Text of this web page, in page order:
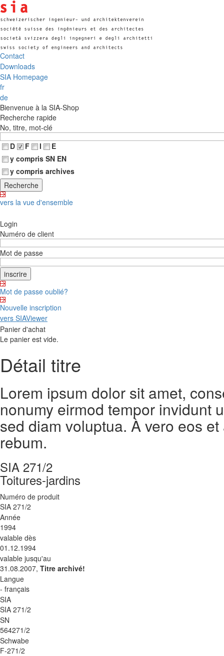
Contact
Downloads
SIA Homepage
fr
de
Bienvenue à la SIA-Shop
Recherche rapide
No, titre, mot-clé
D
F I
E
y compris SN EN
y compris archives
vers la vue d'ensemble
Login
Numéro de client
Mot de passe
Mot de passe oublié?
Nouvelle inscription
vers SIAViewer
Panier d'achat
Le panier est vide.
Détail titre
Lorem ipsum dolor sit amet,
nonumy eirmod tempor invidunt
sed diam voluptua. À vero eos
rebum.
SIA 271/2
Toitures-jardins
Numéro de produit
SIA 271/2
Année
1994
valable dès
01.12.1994
valable jusqu'au
31.08.2007, Titre archivé!
Langue
- français
SIA
SIA 271/2
SN
564271/2
Schwabe
F-271/2